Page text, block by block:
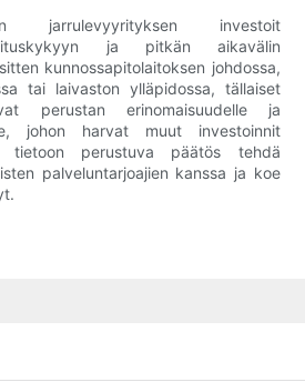
jarrulevyyrityksen investoit
ja pitkän aikavälin
kunnossapitolaitoksen johdossa,
tai laivaston ylläpidossa, tällaiset
perustan erinomaisuudelle ja
johon harvat muut investoinnit
perustuva päätös tehdä
palveluntarjoajien kanssa ja koe